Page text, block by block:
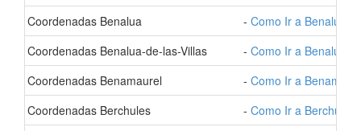
- Coordenadas Benalua
- Como Ir a Benalua
- Coordenadas Benalua-de-las-Villas
- Como Ir a Benalua-
- Coordenadas Benamaurel
- Como Ir a
- Coordenadas Berchules
- Como Ir a Berchules